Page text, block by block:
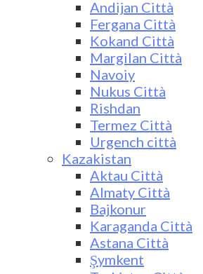
Andijan Città
Fergana Città
Kokand Città
Margilan Città
Navoiy
Nukus Città
Rishdan
Termez Città
Urgench città
Kazakistan
Aktau Città
Almaty Città
Bajkonur
Karaganda Città
Astana Città
Şymkent